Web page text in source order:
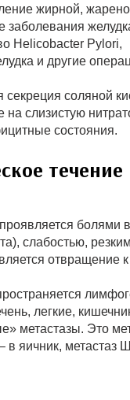
жирной,
заболевания
Helicobacter Pylori,
и другие
соляной
на слизистую
состояния.
течение
проявляется болями
слабостью,
отвращение
легкие,
метастазы. Это
в яичник, метастаз